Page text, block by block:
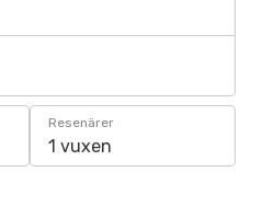
Resenärer
1 vuxen